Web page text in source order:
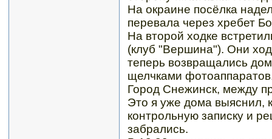
На окраине посёлка
перевала через хребет
На второй ходке
(клуб "Вершина"). Они
теперь возвращались
щелчками
Город Снежинск, между
Это я уже дома выяснил,
контрольную записку и
забрались.